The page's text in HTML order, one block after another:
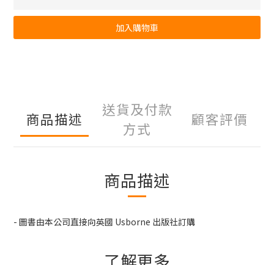
加入購物車
商品描述
送貨及付款
方式
顧客評價
商品描述
- 圖書由本公司直接向英國 Usborne 出版社訂購